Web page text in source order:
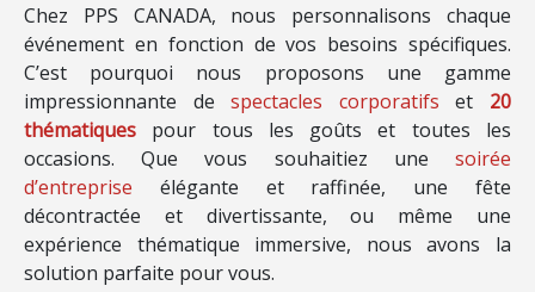
Chez PPS CANADA, nous personnalisons chaque
événement en fonction de vos besoins spécifiques.
C’est pourquoi nous proposons une gamme
impressionnante despectacles corporatifs et 20
thématiques pour tous les goûts et toutes les
occasions. Que vous souhaitiez une soirée
d’entreprise élégante et raffinée, une fête
décontractée et divertissante, ou même une
expérience thématique immersive, nous avons la
solution parfaite pour vous.